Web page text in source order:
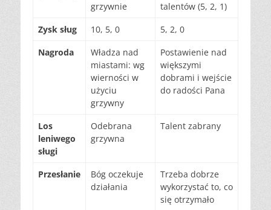
grzywnie
talentów (5, 2, 1)
Zysk sług
10, 5, 0
5, 2, 0
Nagroda
Władza nad
miastami: wg
wierności w
użyciu
grzywny
Postawienie nad
większymi
dobrami i wejście
do radości Pana
Los
leniwego
sługi
Odebrana
grzywna
Talent zabrany
Przesłanie
Bóg oczekuje
działania
Trzeba dobrze
wykorzystać to, co
się otrzymało